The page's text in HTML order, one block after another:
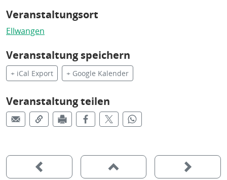
Veranstaltungsort
Ellwangen
Veranstaltung speichern
+ iCal Export + Google Kalender
Veranstaltung teilen